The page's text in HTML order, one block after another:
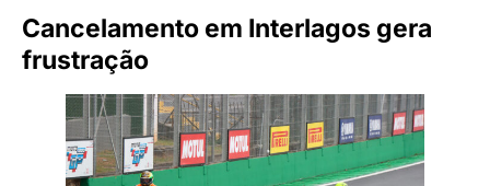
Cancelamento em Interlagos gera
frustração